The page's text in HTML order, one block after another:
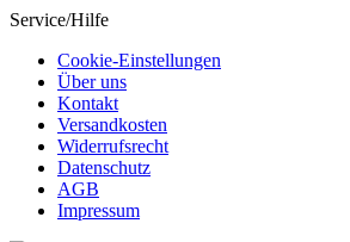
Service/Hilfe
Cookie-Einstellungen
Über uns
Kontakt
Versandkosten
Widerrufsrecht
Datenschutz
AGB
Impressum